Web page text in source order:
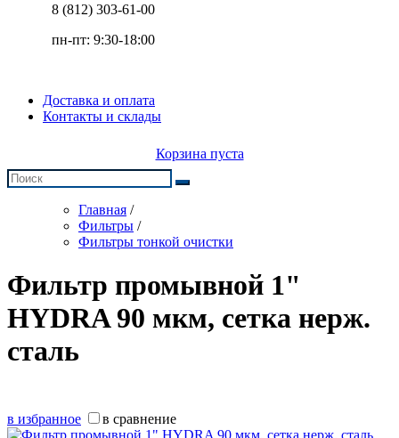
8 (812) 303-61-00
пн-пт: 9:30-18:00
Доставка и оплата
Контакты и склады
Корзина пуста
Главная /
Фильтры /
Фильтры тонкой очистки
Фильтр промывной 1"
HYDRA 90 мкм, сетка нерж.
сталь
в избранное в сравнение